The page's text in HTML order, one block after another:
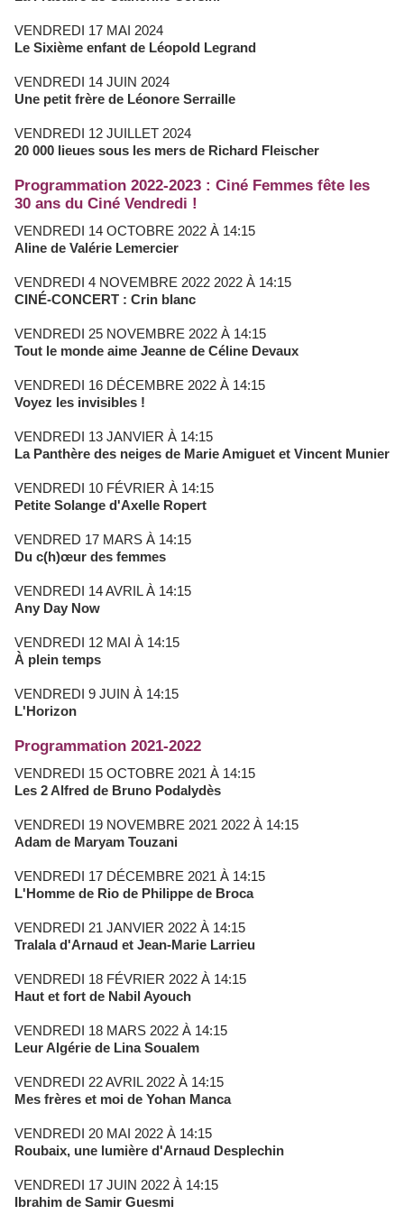
VENDREDI 17 MAI 2024
Le Sixième enfant de Léopold Legrand
VENDREDI 14 JUIN 2024
Une petit frère de Léonore Serraille
VENDREDI 12 JUILLET 2024
20 000 lieues sous les mers de Richard Fleischer
Programmation 2022-2023 : Ciné Femmes fête les
30 ans du Ciné Vendredi !
VENDREDI 14 OCTOBRE 2022 À 14:15
Aline de Valérie Lemercier
VENDREDI 4 NOVEMBRE 2022 2022 À 14:15
CINÉ-CONCERT : Crin blanc
VENDREDI 25 NOVEMBRE 2022 À 14:15
Tout le monde aime Jeanne de Céline Devaux
VENDREDI 16 DÉCEMBRE 2022 À 14:15
Voyez les invisibles !
VENDREDI 13 JANVIER À 14:15
La Panthère des neiges de Marie Amiguet et Vincent Munier
VENDREDI 10 FÉVRIER À 14:15
Petite Solange d'Axelle Ropert
VENDRED 17 MARS À 14:15
Du c(h)œur des femmes
VENDREDI 14 AVRIL À 14:15
Any Day Now
VENDREDI 12 MAI À 14:15
À plein temps
VENDREDI 9 JUIN À 14:15
L'Horizon
Programmation 2021-2022
VENDREDI 15 OCTOBRE 2021 À 14:15
Les 2 Alfred de Bruno Podalydès
VENDREDI 19 NOVEMBRE 2021 2022 À 14:15
Adam de Maryam Touzani
VENDREDI 17 DÉCEMBRE 2021 À 14:15
L'Homme de Rio de Philippe de Broca
VENDREDI 21 JANVIER 2022 À 14:15
Tralala d'Arnaud et Jean-Marie Larrieu
VENDREDI 18 FÉVRIER 2022 À 14:15
Haut et fort de Nabil Ayouch
VENDREDI 18 MARS 2022 À 14:15
Leur Algérie de Lina Soualem
VENDREDI 22 AVRIL 2022 À 14:15
Mes frères et moi de Yohan Manca
VENDREDI 20 MAI 2022 À 14:15
Roubaix, une lumière d'Arnaud Desplechin
VENDREDI 17 JUIN 2022 À 14:15
Ibrahim de Samir Guesmi